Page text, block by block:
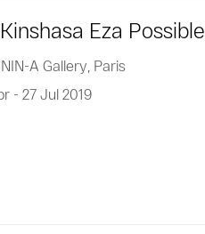
Eza Possible
A Gallery, Paris
- 27 Jul 2019